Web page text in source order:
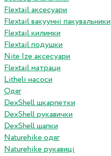
Flextail аксесуари
Flextail вакуумні пакувальники
Flextail килимки
Flextail подушки
Nite Ize аксесуари
Flextail матраци
Litheli насоси
Одяг
DexShell шкарпетки
DexShell рукавички
DexShell шапки
Naturehike одяг
Naturehike рукавиці